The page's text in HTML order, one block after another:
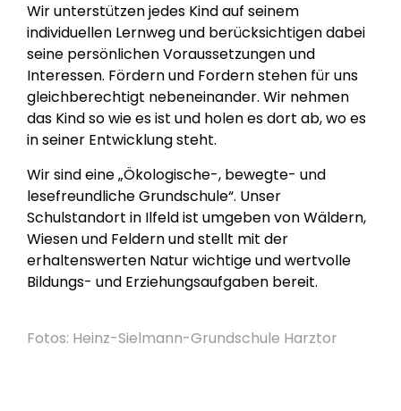
Wir unterstützen jedes Kind auf seinem
individuellen Lernweg und berücksichtigen dabei
seine persönlichen Voraussetzungen und
Interessen. Fördern und Fordern stehen für uns
gleichberechtigt nebeneinander. Wir nehmen
das Kind so wie es ist und holen es dort ab, wo es
in seiner Entwicklung steht.
Wir sind eine „Ökologische-, bewegte- und
lesefreundliche Grundschule“. Unser
Schulstandort in Ilfeld ist umgeben von Wäldern,
Wiesen und Feldern und stellt mit der
erhaltenswerten Natur wichtige und wertvolle
Bildungs- und Erziehungsaufgaben bereit.
Fotos: Heinz-Sielmann-Grundschule Harztor